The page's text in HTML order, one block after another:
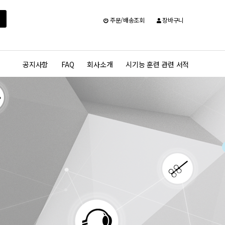
주문/배송조회 장바구니
공지사항 FAQ 회사소개 시기능 훈련 관련 서적